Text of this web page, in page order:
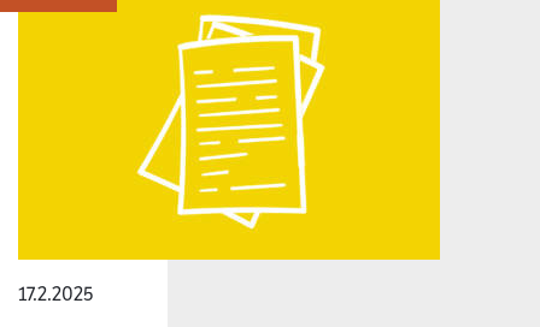
17.2.2025